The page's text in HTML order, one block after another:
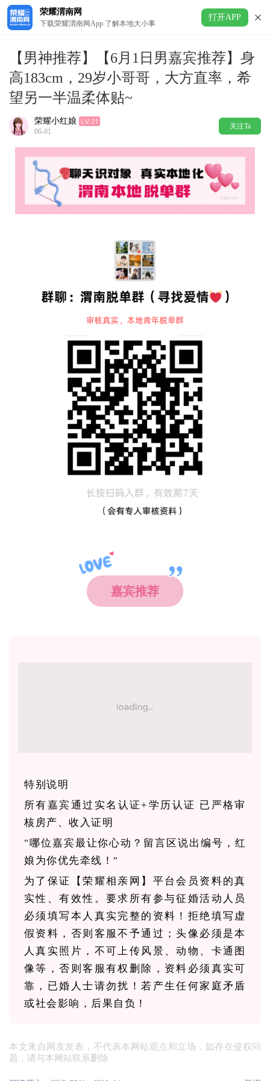
荣耀渭南网
下载荣耀渭南网App 了解本地大小事
打开APP
【男神推荐】【6月1日男嘉宾推荐】身
高183cm，29岁小哥哥，大方直率，希
望另一半温柔体贴~
荣耀小红娘
06-01
关注Ta
嘉宾推荐
特别说明
所有嘉宾通过实名认证+学历认证 已严格审
核房产、收入证明
"哪位嘉宾最让你心动？留言区说出编号，红
娘为你优先牵线！"
为了保证【荣耀相亲网】平台会员资料的真
实性、有效性。要求所有参与征婚活动人员
必须填写本人真实完整的资料！拒绝填写虚
假资料，否则客服不予通过；头像必须是本
人真实照片，不可上传风景、动物、卡通图
像等，否则客服有权删除，资料必须真实可
靠，已婚人士请勿扰！若产生任何家庭矛盾
或社会影响，后果自负！
本文来自网友发表，不代表本网站观点和立场，如存在侵权问
题，请与本网站联系删除